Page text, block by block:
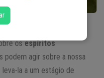
sociedade é a
osespíritos
podem agir sobre a nossa
la a um estágio de